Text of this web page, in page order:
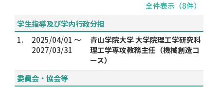
全件表示（8件）
学生指導及び学内行政分担
1.
2025/04/01 ～
2027/03/31
青山学院大学 大学院理工学研究科
理工学専攻教務主任（機械創造コ
ース）
委員会・協会等